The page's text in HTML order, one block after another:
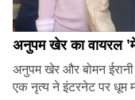
अनुपम खेर का वायरल
अनुपम खेर और बोमन
एक नृत्य ने इंटरनेट पर धूम